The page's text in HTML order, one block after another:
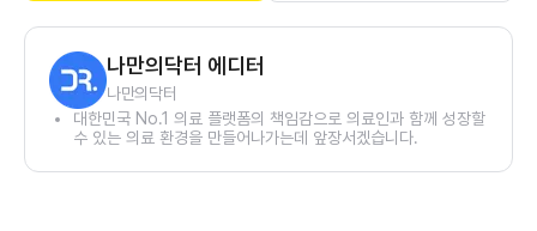
나만의닥터 에디터
나만의닥터
대한민국 No.1 의료 플랫폼의 책임감으로 의료인과 함께 성장할
수 있는 의료 환경을 만들어나가는데 앞장서겠습니다.